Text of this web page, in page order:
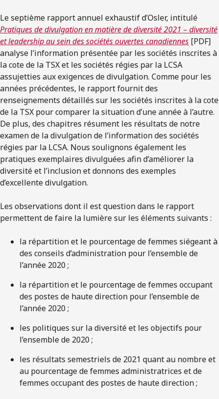
Le septième rapport annuel exhaustif d’Osler, intitulé
Pratiques de divulgation en matière de diversité 2021 – diversité
et leadership au sein des sociétés ouvertes canadiennes [PDF]
analyse l’information présentée par les sociétés inscrites à
la cote de la TSX et les sociétés régies par la LCSA
assujetties aux exigences de divulgation. Comme pour les
années précédentes, le rapport fournit des
renseignements détaillés sur les sociétés inscrites à la cote
de la TSX pour comparer la situation d’une année à l’autre.
De plus, des chapitres résument les résultats de notre
examen de la divulgation de l’information des sociétés
régies par la LCSA. Nous soulignons également les
pratiques exemplaires divulguées afin d’améliorer la
diversité et l’inclusion et donnons des exemples
d’excellente divulgation.
Les observations dont il est question dans le rapport
permettent de faire la lumière sur les éléments suivants :
la répartition et le pourcentage de femmes siégeant à
des conseils d’administration pour l’ensemble de
l’année 2020 ;
la répartition et le pourcentage de femmes occupant
des postes de haute direction pour l’ensemble de
l’année 2020 ;
les politiques sur la diversité et les objectifs pour
l’ensemble de 2020 ;
les résultats semestriels de 2021 quant au nombre et
au pourcentage de femmes administratrices et de
femmes occupant des postes de haute direction ;